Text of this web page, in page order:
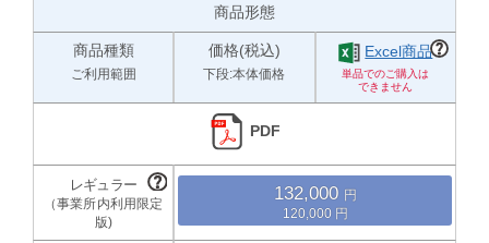
商品形態
商品種類
ご利用範囲
価格(税込)
下段:本体価格
Excel商品
PDF
132,000
120,000